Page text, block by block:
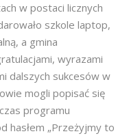
w postaci licznych
szkole laptop,
a gmina
wyrazami
dalszych sukcesów w
mogli popisać się
programu
hasłem „Przeżyjmy to